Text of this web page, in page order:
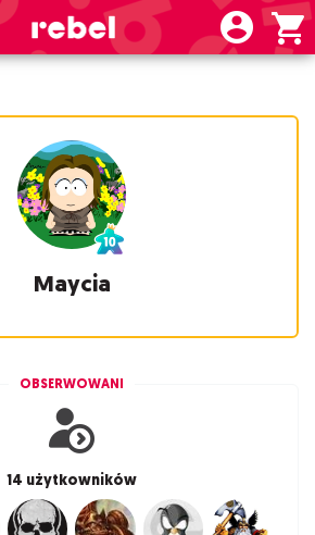
Maycia
OBSERWOWANI
14 użytkowników